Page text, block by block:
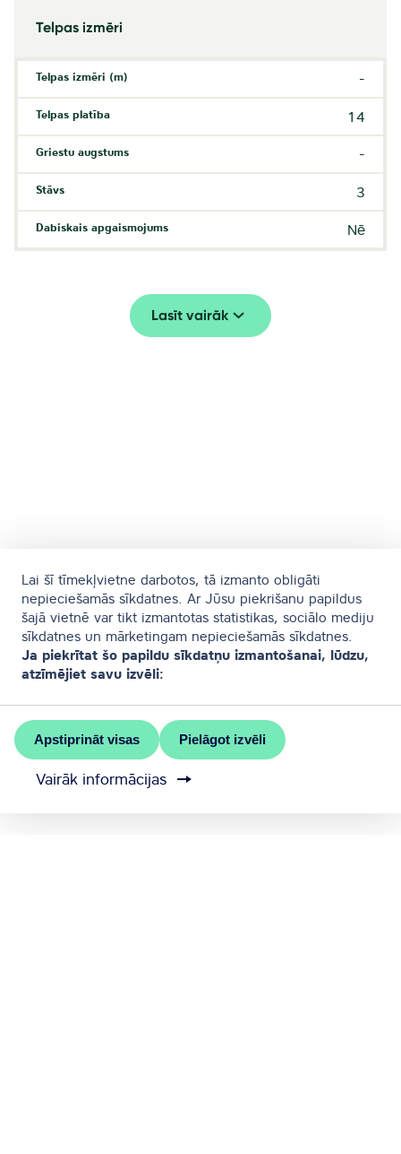
Telpas izmēri
Telpas izmēri (m) -
Telpas platība 14
Griestu augstums -
Stāvs 3
Dabiskais apgaismojums Nē
Lasīt vairāk
Lai šī tīmekļvietne darbotos, tā izmanto obligāti
nepieciešamās sīkdatnes. Ar Jūsu piekrišanu papildus
šajā vietnē var tikt izmantotas statistikas, sociālo mediju
sīkdatnes un mārketingam nepieciešamās sīkdatnes.
Ja piekrītat šo papildu sīkdatņu izmantošanai, lūdzu,
atzīmējiet savu izvēli:
Apstiprināt visas Pielāgot izvēli
Vairāk informācijas